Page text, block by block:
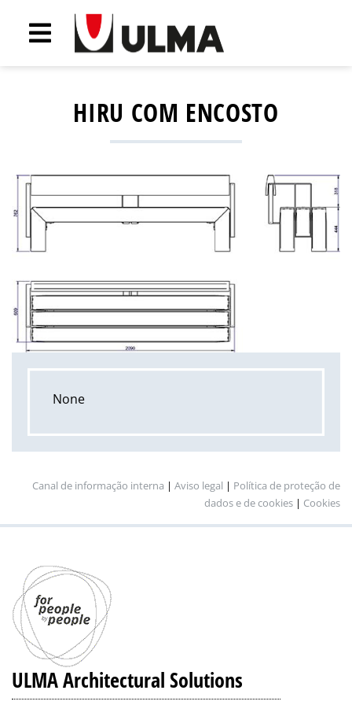
HIRU COM ENCOSTO
None
Canal de informação interna | Aviso legal | Política de proteção de
dados e de cookies | Cookies
ULMA Architectural Solutions